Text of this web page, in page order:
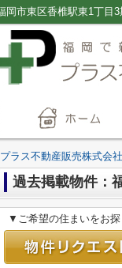
プラス不動産販売株式会社
過去掲載物件：
▼ご希望の住まいをお探